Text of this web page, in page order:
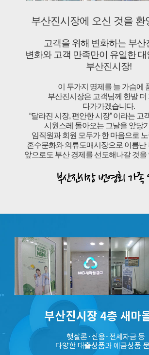
부산진시장에 오신 것을 환
고객을 위해 변화하는 부산
변화와 고객 만족만이 유일한
부산진시장!
이 두가지 명제를 늘 가슴에
부산진시장은 고객님께 한발 더
다가가겠습니다.
“달라진 시장, 편안한 시장” 이라는 고
시원스레 돌아오는 그날을 앞당
임직원과 회원 모두가 한 마음으로
혼수문화와 의류도매시장으로 이름난
앞으로도 부산 경제를 선도해나갈 것을